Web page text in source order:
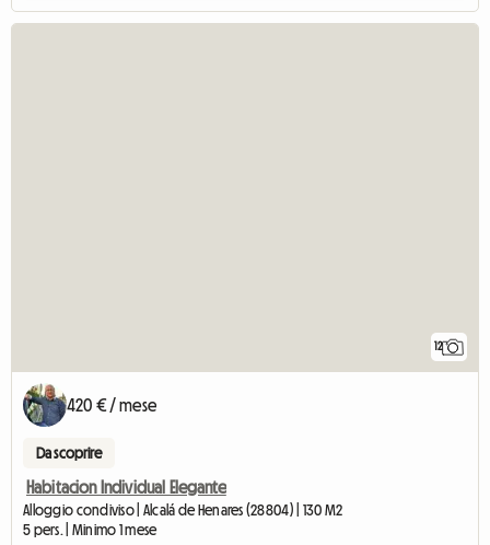
12
420 € / mese
Da scoprire
Habitacion Individual Elegante
Alloggio condiviso | Alcalá de Henares (28804) | 130 M2
5 pers. | Minimo 1 mese